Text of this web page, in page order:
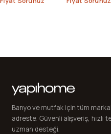
Banyo ve mutfak için tüm
adreste. Güvenli alışveriş, hızlı
uzman desteği.